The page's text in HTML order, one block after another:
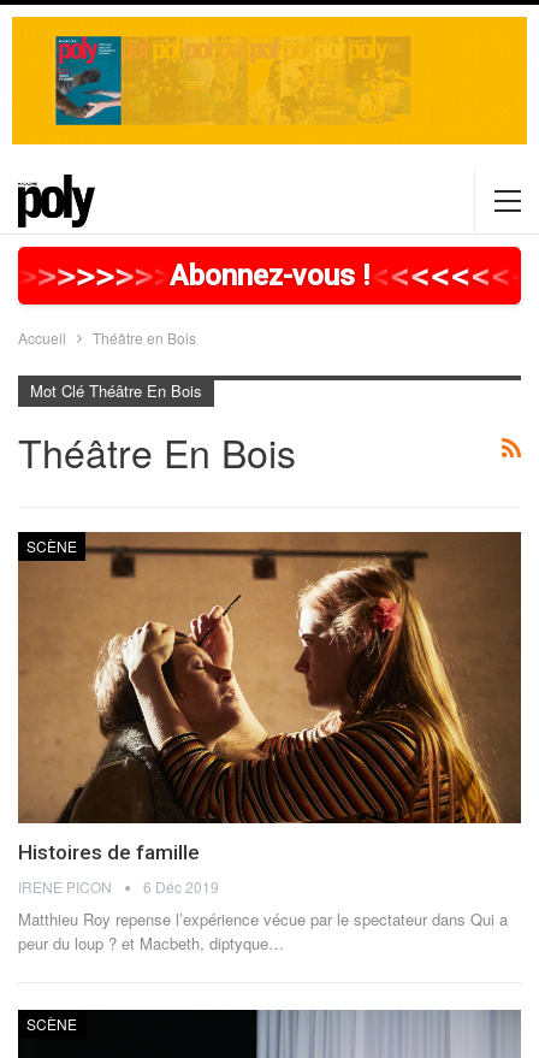
>>>>>>>>>>>>>>>>>
Abonnez-vous !<<<<<<<<
Accueil Théâtre en Bois
Mot Clé Théâtre En Bois
Théâtre En Bois
SCÈNE
Histoires de famille
IRENE PICON 6 Déc 2019
Matthieu Roy repense l’expérience vécue par le spectateur dans Qui a
peur du loup ? et Macbeth, diptyque…
SCÈNE